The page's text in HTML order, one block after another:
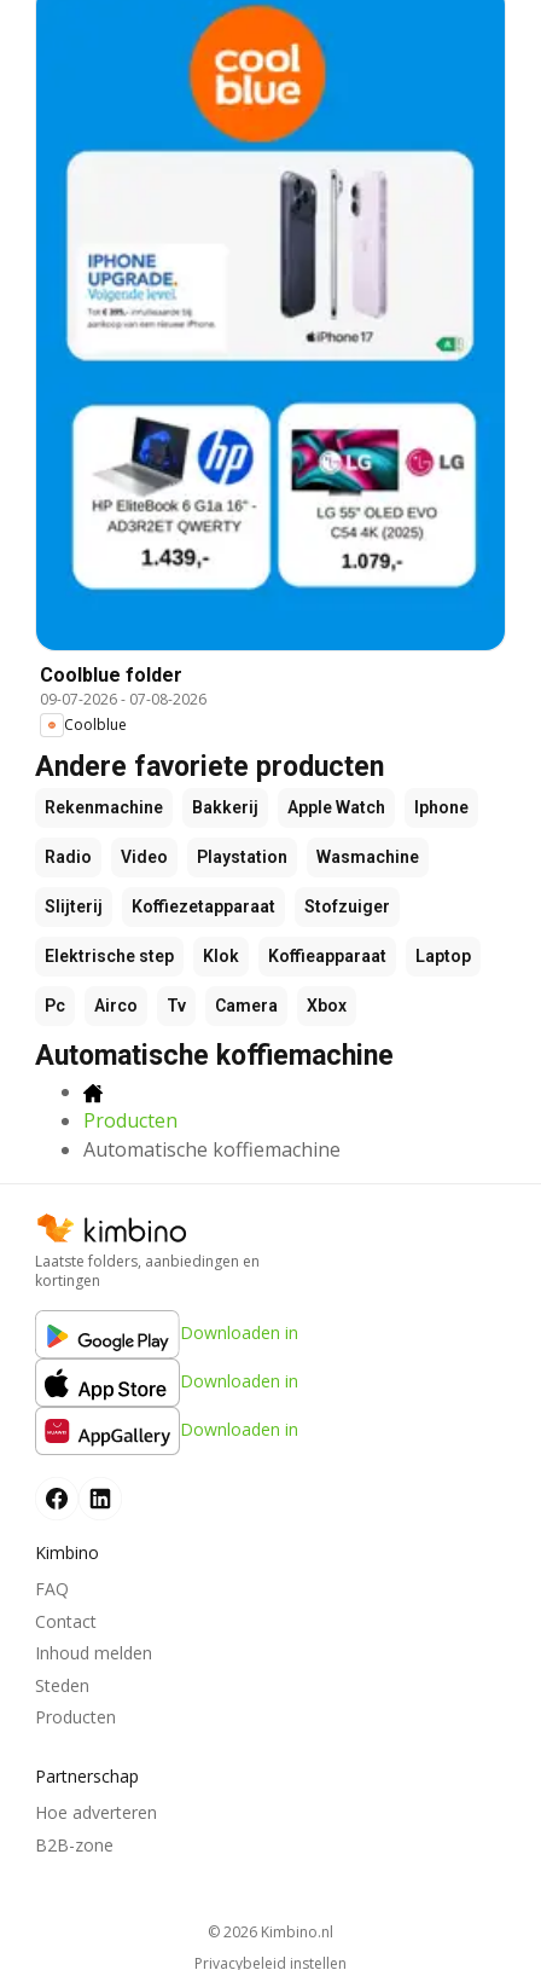
Coolblue folder
09-07-2026- 07-08-2026
Coolblue
Andere favoriete producten
Rekenmachine Bakkerij Apple Watch Iphone
Radio Video Playstation Wasmachine
Slijterij Koffiezetapparaat Stofzuiger
Elektrische step Klok Koffieapparaat Laptop
Pc Airco Tv Camera Xbox
Automatische koffiemachine
Producten
Automatische koffiemachine
Laatste folders, aanbiedingen en
kortingen
Downloaden in
Downloaden in
Downloaden in
Kimbino
FAQ
Contact
Inhoud melden
Steden
Producten
Partnerschap
Hoe adverteren
B2B-zone
© 2026
kimbino.nl
Privacybeleid instellen